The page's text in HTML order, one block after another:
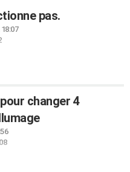
pas.
changer 4